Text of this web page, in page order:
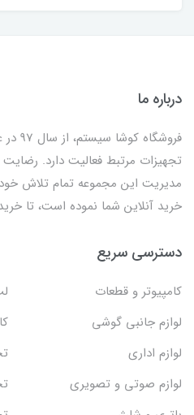
درباره ما
تجهیزات مرتبط فعالیت دارد.
مدیریت این مجموعه تمام تلاش
خرید آنلاین شما نموده است، تا
دسترسی سریع
کامپیوتر و قطعات
لوازم جانبی گوشی
لوازم اداری
لوازم صوتی و تصویری